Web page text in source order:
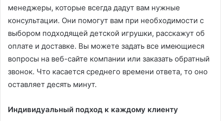
менеджеры, которые всегда дадут вам нужные
консультации. Они помогут вам при необходимости с
выбором подходящей детской игрушки, расскажут об
оплате и доставке. Вы можете задать все имеющиеся
вопросы на веб-сайте компании или заказать обратный
звонок. Что касается среднего времени ответа, то оно
оставляет десять минут.
Индивидуальный подход к каждому клиенту